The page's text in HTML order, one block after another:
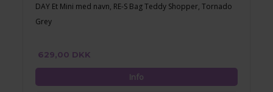
DAY Et Mini med navn, RE-S Bag Teddy Shopper, Tornado
Grey
629,00 DKK